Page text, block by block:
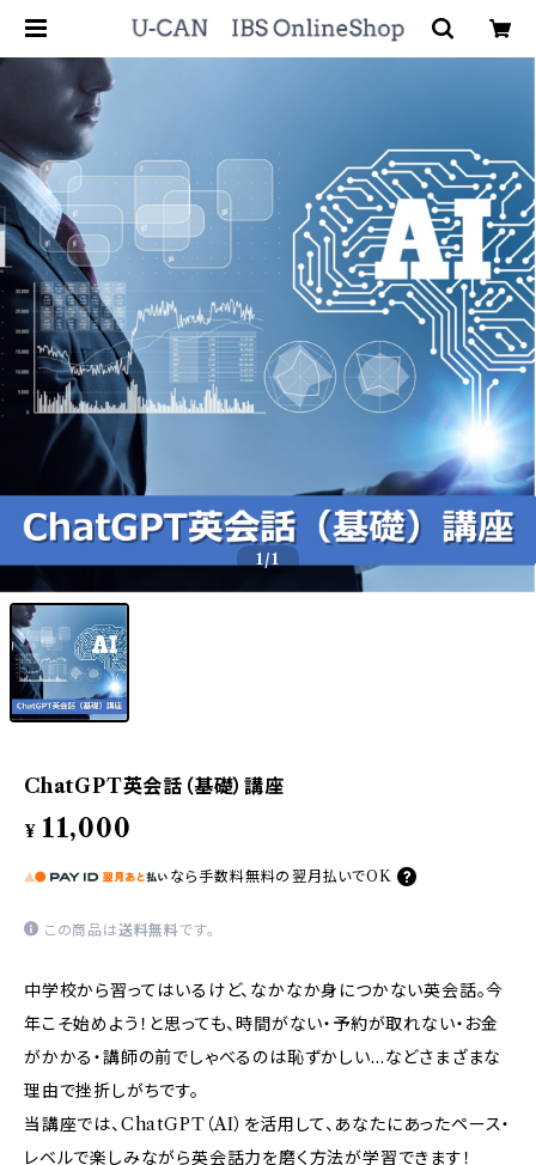
1/1
ChatGPT英会話（基礎）講座
¥ 11,000
なら 手数料無料の 翌月払いでOK
この商品は送料無料です。
中学校から習ってはいるけど、なかなか身につかない英会話。今
年こそ始めよう！と思っても、時間がない・予約が取れない・お金
がかかる・講師の前でしゃべるのは恥ずかしい…などさまざまな
理由で挫折しがちです。
当講座では、ChatGPT（AI）を活用して、あなたにあったペース・
レベルで楽しみながら英会話力を磨く方法が学習できます！